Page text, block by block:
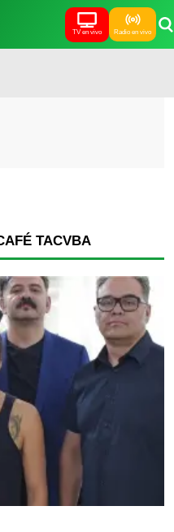
TV en vivo Radio en vivo
TACVBA